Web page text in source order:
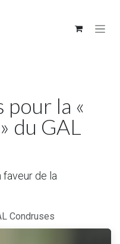
pour la «
du GAL
faveur de la
Condruses